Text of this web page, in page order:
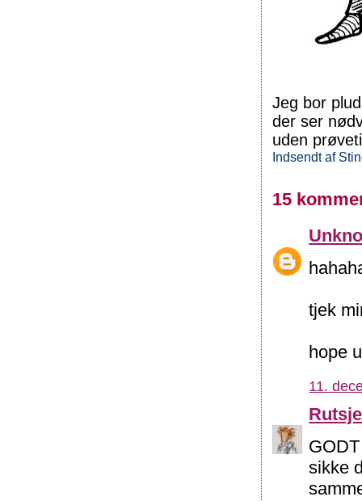
Jeg bor
der ser
uden
Indsendt af
15
tjek
hope
11.
Rutsje
sikke